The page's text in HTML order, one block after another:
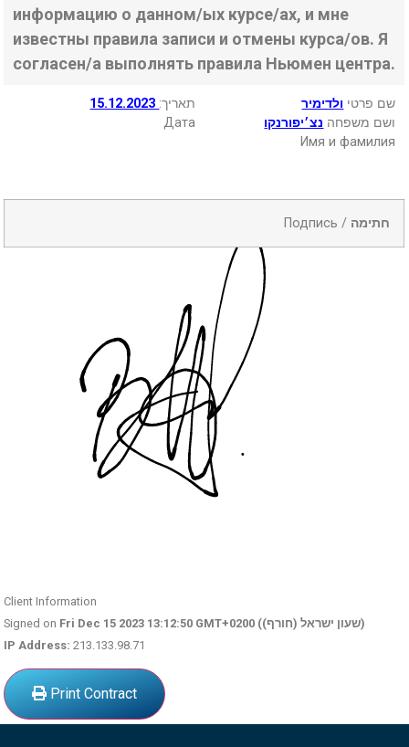
информацию о данном/ых курсе/ах, и мне
известны правила записи и отмены курса/ов. Я
согласен/а выполнять правила Ньюмен центра.
15.12.2023 :תאריך
Дата
שם פרטי ולדימיר
ושם משפחה נצ׳יפורנקו
Имя и фамилия
Подпись / חתימה
Client Information
Signed on
Fri Dec 15 2023 13:12:50 GMT+0200 (שעון ישראל (חורף))
IP Address: 213.133.98.71
Print Contract